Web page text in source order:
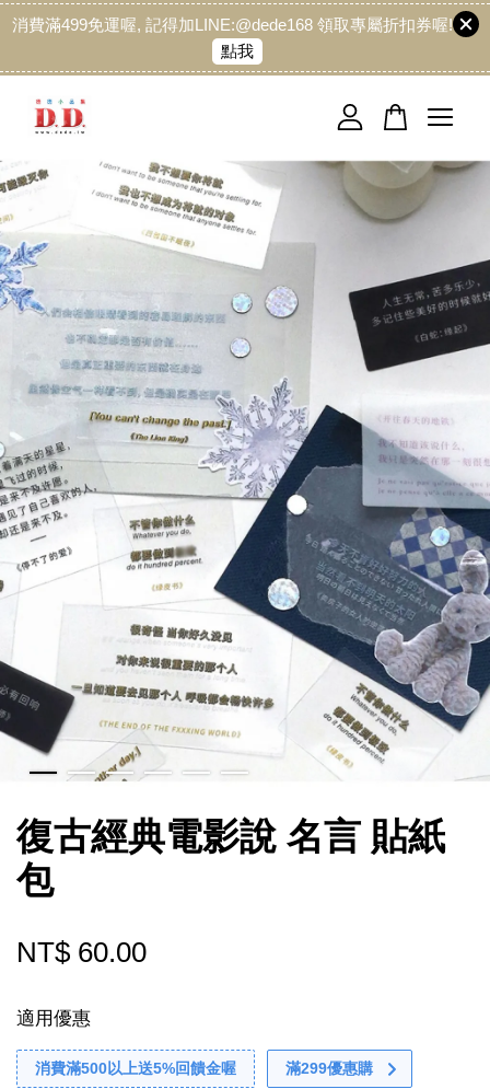
消費滿499免運喔, 記得加LINE:@dede168 領取專屬折扣券喔!
點我
復古經典電影說 名言 貼紙
包
NT$ 60.00
適用優惠
消費滿500以上送5%回饋金喔 滿299優惠購
您的購物車目前還是空的。
繼續購物